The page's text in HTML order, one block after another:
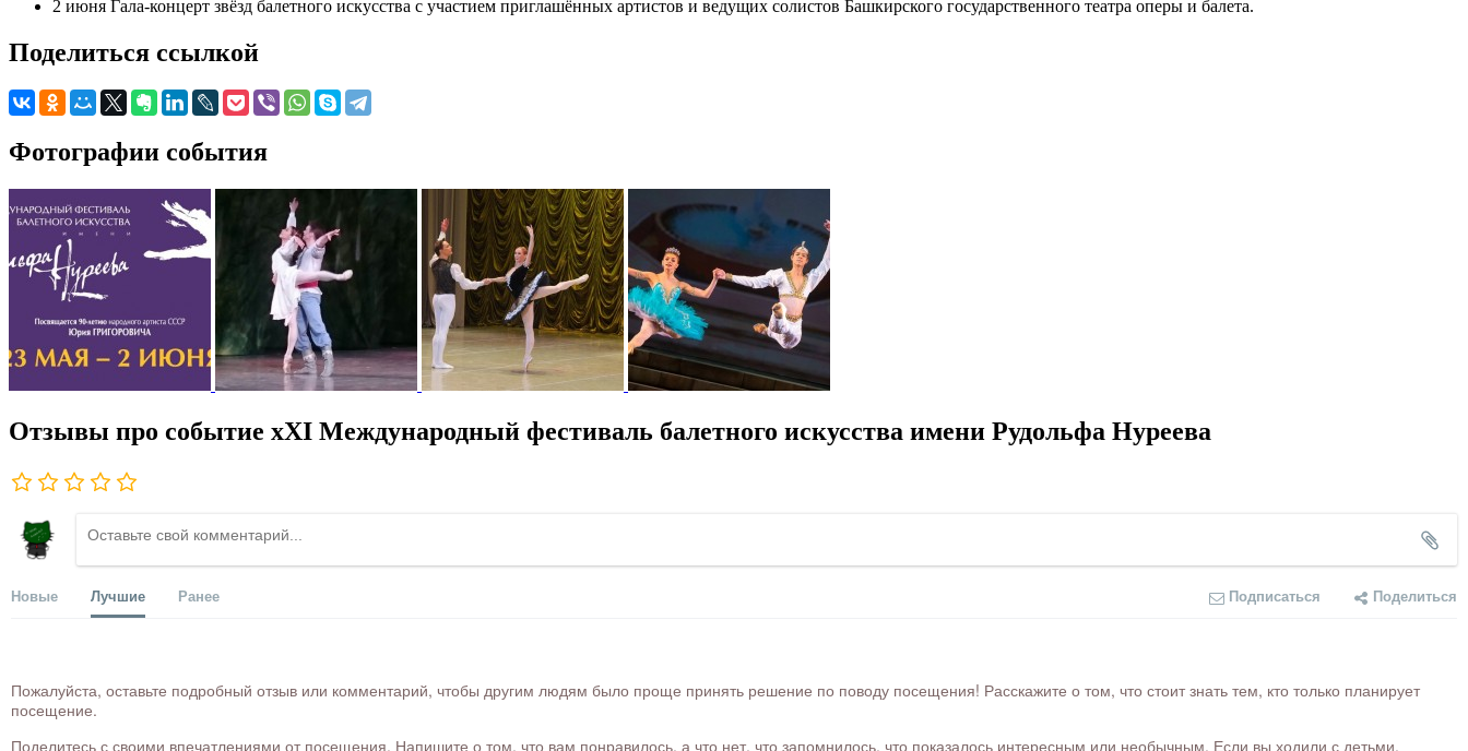
2 июня Гала-концерт звёзд балетного искусства с участием приглашённых артистов и ведущих солистов Башкирского государственного театра оперы и балета.
Поделиться ссылкой
Фотографии события
Отзывы про событие xXI Международный фестиваль балетного искусства имени Рудольфа Нуреева
Новые Лучшие Ранее Подписаться Поделиться
Пожалуйста, оставьте подробный отзыв или комментарий, чтобы другим людям было проще принять решение по поводу посещения! Расскажите о том, что стоит знать тем, кто только планирует
посещение.
Поделитесь с своими впечатлениями от посещения. Напишите о том, что вам понравилось, а что нет, что запомнилось, что показалось интересным или необычным. Если вы ходили с детьми,